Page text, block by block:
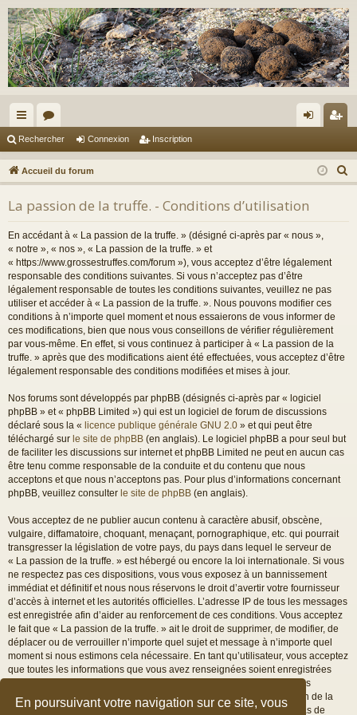
En poursuivant votre navigation sur ce site, vous
ac
co
ur
ci
s
or
u
m
s
ne
xi
on
cri
pti
Rechercher Connexion Inscription
Accueil du forum
e
La passion de la truffe. - Conditions d’utilisation
En accédant à « La passion de la truffe. » (désigné ci-après par « nous »,
« notre », « nos », « La passion de la truffe. » et
« https://www.grossestruffes.com/forum »), vous acceptez d’être légalement
responsable des conditions suivantes. Si vous n’acceptez pas d’être
légalement responsable de toutes les conditions suivantes, veuillez ne pas
utiliser et accéder à « La passion de la truffe. ». Nous pouvons modifier ces
conditions à n’importe quel moment et nous essaierons de vous informer de
ces modifications, bien que nous vous conseillons de vérifier régulièrement
par vous-même. En effet, si vous continuez à participer à « La passion de la
truffe. » après que des modifications aient été effectuées, vous acceptez d’être
légalement responsable des conditions modifiées et mises à jour.
Nos forums sont développés par phpBB (désignés ci-après par « logiciel
phpBB » et « phpBB Limited ») qui est un logiciel de forum de discussions
déclaré sous la « licence publique générale GNU 2.0 » et qui peut être
téléchargé sur le site de phpBB (en anglais). Le logiciel phpBB a pour seul but
de faciliter les discussions sur internet et phpBB Limited ne peut en aucun cas
être tenu comme responsable de la conduite et du contenu que nous
acceptons et que nous n’acceptons pas. Pour plus d’informations concernant
phpBB, veuillez consulter le site de phpBB (en anglais).
Vous acceptez de ne publier aucun contenu à caractère abusif, obscène,
vulgaire, diffamatoire, choquant, menaçant, pornographique, etc. qui pourrait
transgresser la législation de votre pays, du pays dans lequel le serveur de
« La passion de la truffe. » est hébergé ou encore la loi internationale. Si vous
ne respectez pas ces dispositions, vous vous exposez à un bannissement
immédiat et définitif et nous nous réservons le droit d’avertir votre fournisseur
d’accès à internet et les autorités officielles. L’adresse IP de tous les messages
est enregistrée afin d’aider au renforcement de ces conditions. Vous acceptez
le fait que « La passion de la truffe. » ait le droit de supprimer, de modifier, de
déplacer ou de verrouiller n’importe quel sujet et message à n’importe quel
moment si nous estimons cela nécessaire. En tant qu’utilisateur, vous acceptez
que toutes les informations que vous avez renseignées soient enregistrées
dans notre base de données. Bien que ces informations ne seront pas
diffusées à une tierce partie sans votre consentement, ni « La passion de la
truffe. », ni phpBB, ne pourront être tenus comme responsables en cas de